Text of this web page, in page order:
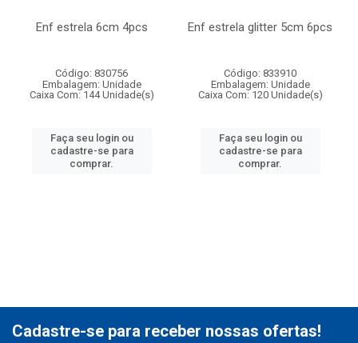
Enf estrela 6cm 4pcs
Código: 830756
Embalagem: Unidade
Caixa Com: 144 Unidade(s)
Faça seu login ou
cadastre-se para
comprar.
Enf estrela glitter 5cm 6pcs
Código: 833910
Embalagem: Unidade
Caixa Com: 120 Unidade(s)
Faça seu login ou
cadastre-se para
comprar.
Cadastre-se para receber nossas ofertas!